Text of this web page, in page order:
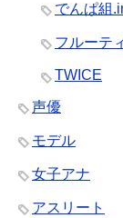
でんぱ組
フルーテ
TWICE
声優
モデル
女子アナ
アスリート